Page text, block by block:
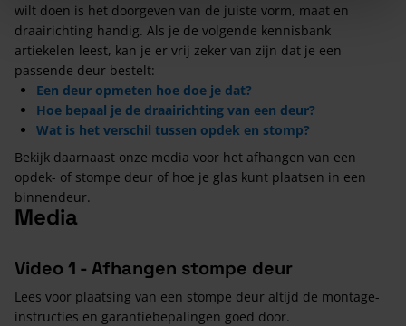
wilt doen is het doorgeven van de juiste vorm, maat en
draairichting handig. Als je de volgende kennisbank
artiekelen leest, kan je er vrij zeker van zijn dat je een
passende deur bestelt:
Een deur opmeten hoe doe je dat?
Hoe bepaal je de draairichting van een deur?
Wat is het verschil tussen opdek en stomp?
Bekijk daarnaast onze media voor het afhangen van een
opdek- of stompe deur of hoe je glas kunt plaatsen in een
binnendeur.
Media
Video 1 - Afhangen stompe deur
Lees voor plaatsing van een stompe deur altijd de montage-
instructies en garantiebepalingen goed door.